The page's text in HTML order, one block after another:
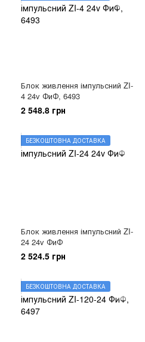
Блок живлення імпульсний ZI-
4 24v ФиФ, 6493
2 548.8 грн
БЕЗКОШТОВНА ДОСТАВКА
Блок живлення імпульсний ZI-
24 24v ФиФ
2 524.5 грн
БЕЗКОШТОВНА ДОСТАВКА